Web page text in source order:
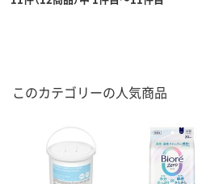
このカテゴリーの人気商品